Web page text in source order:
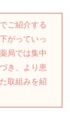
ご紹介する
がっていっ
局では集中
き、より患
取組みを紹